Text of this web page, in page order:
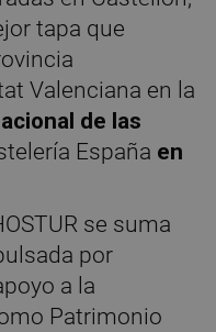
tapa que
Valenciana en la
de las
España en
se suma
por
a la
Patrimonio